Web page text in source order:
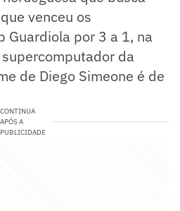
venceu os
Guardiola por 3 a 1, na
da
de Diego Simeone é de
CONTINUA
APÓS A
PUBLICIDADE